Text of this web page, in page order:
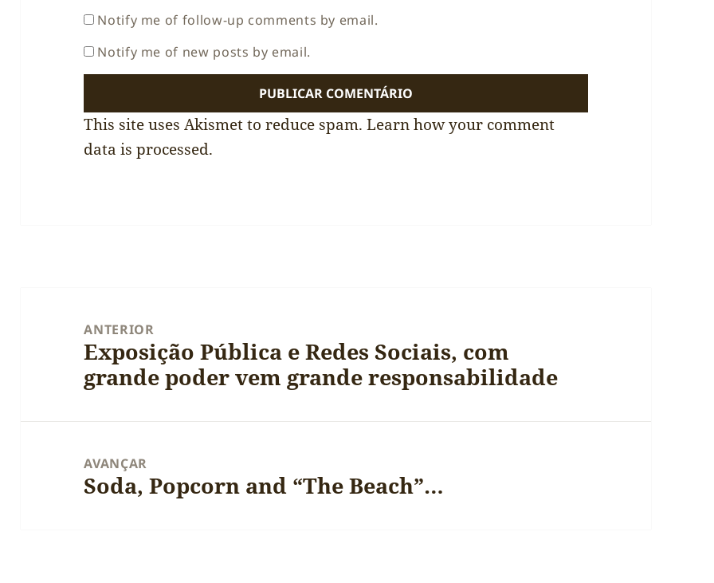
Notify me of follow-up comments by email.
Notify me of new posts by email.
This site uses Akismet to reduce spam.Learn how your comment
data is processed.
ANTERIOR
Artigo
anterior:
Exposição Pública e Redes Sociais, com
grande poder vem grande responsabilidade
AVANÇAR
Artigo
Soda, Popcorn and “The Beach”…